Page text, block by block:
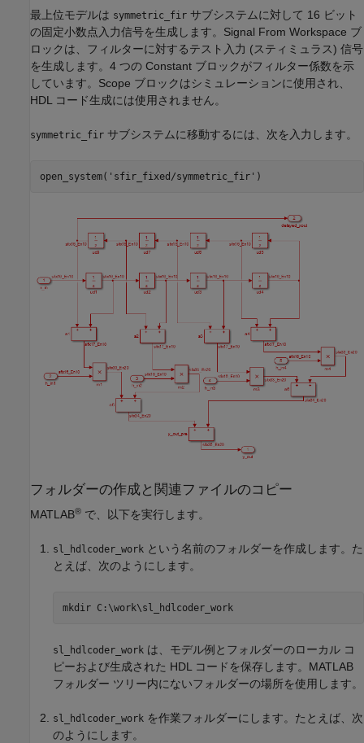
最上位モデルは symmetric_fir サブシステムに対して 16 ビット
の固定小数点入力信号を生成します。 Signal From Workspace ブ
ロックは、フィルターに対するテスト入力 (スティミュラス) 信号
を生成します。4 つの Constant ブロックがフィルター係数を示
しています。 Scope ブロックはシミュレーションに使用され、
HDL コード生成には使用されません。
symmetric_fir サブシステムに移動するには、次を入力します。
open_system( 'sfir_fixed/symmetric_fir' )
フォルダーの作成と関連ファイルのコピー
MATLAB® で、以下を実行します。
sl_hdlcoder_work という名前のフォルダーを作成します。た
とえば、次のようにします。
mkdir C:\work\sl_hdlcoder_work
sl_hdlcoder_work は、モデル例とフォルダーのローカル コ
ピーおよび生成された HDL コードを保存します。MATLAB
フォルダー ツリー内にないフォルダーの場所を使用します。
sl_hdlcoder_work を作業フォルダーにします。たとえば、次
のようにします。